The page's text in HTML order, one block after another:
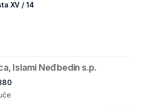
XV / 14
Islami Neđbedin s.p.